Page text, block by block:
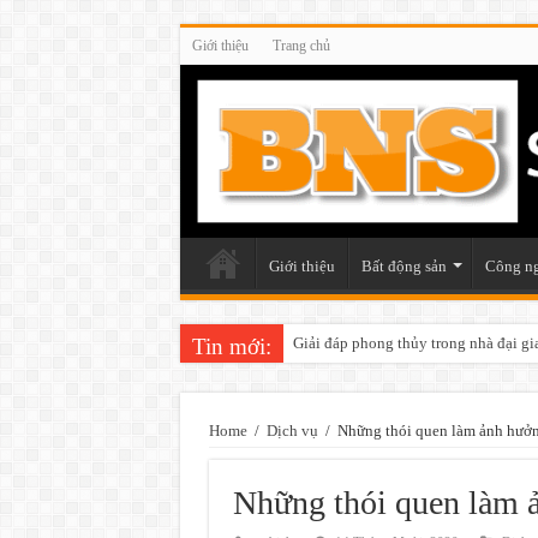
Giới thiệu Trang chủ
Giới thiệu Bất động sản Công
Tin mới: Giải đáp phong thủy trong nhà đại
Những điều cần chú ý khi trang trí
Home / Dịch vụ / Những thói quen làm ảnh
Những thói quen làm